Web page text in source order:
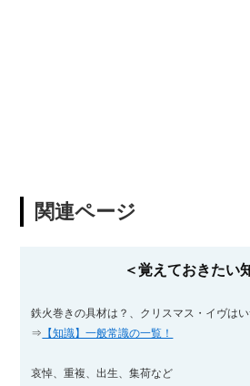
関連ページ
＜覚えておきたい
鉄火巻きの具材は？、クリスマス・イヴは
⇒
【知識】一般常識の一覧！
哀悼、重複、出生、集荷など